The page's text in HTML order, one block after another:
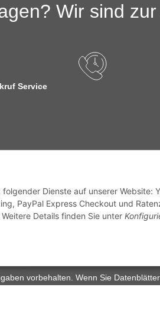
Dienste auf unserer Website:
PayPal Express Checkout und
Details finden Sie unter
Wir sind
Service
vorbehalten. Wenn Sie